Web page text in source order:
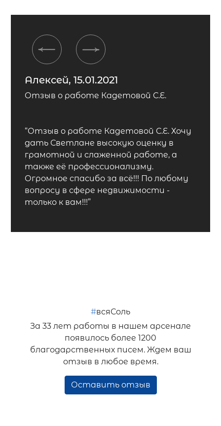
Алексей, 15.01.2021
Отзыв о работе Кадетовой С.Е.
“Отзыв о работе Кадетовой С.Е. Хочу
дать Светлане высокую оценку в
грамотной и слаженной работе, а
также её профессионализму.
Огромное спасибо за всё!!! По любому
вопросу в сфере недвижимости -
только к вам!!!”
Previous Next
#всяСоль
За 33 лет работы в нашем арсенале
появилось более 1200
благодарственных писем. Ждем ваш
отзыв в любое время.
Оставить отзыв